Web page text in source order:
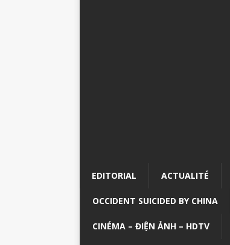
EDITORIAL ACTUALITÉ
OCCIDENT SUICIDED BY CHINA
CINÉMA – ĐIỆN ẢNH – HDTV